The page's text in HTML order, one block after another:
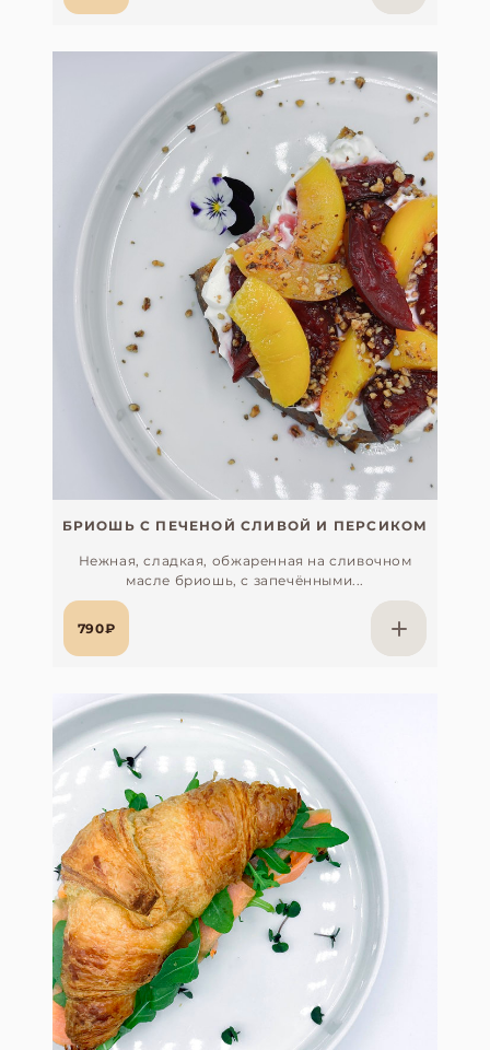
БРИОШЬ С ПЕЧЕНОЙ СЛИВОЙ И ПЕРСИКОМ
Нежная, сладкая, обжаренная на сливочном
масле бриошь, с запечёнными...
790₽